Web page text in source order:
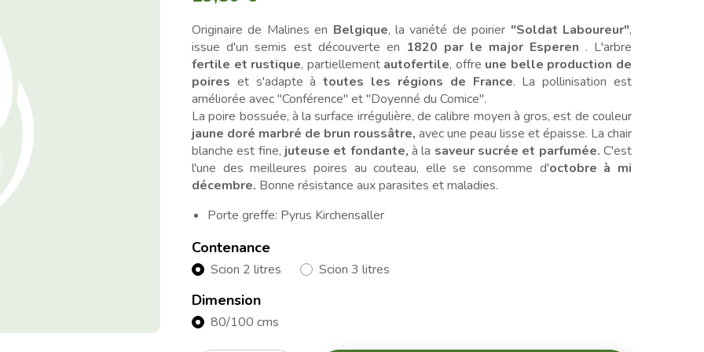
Originaire de Malines en Belgique, la variété de poirier "Soldat Laboureur",
issue d'un semis est découverte en 1820 par le major Esperen . L'arbre
fertile et rustique, partiellement autofertile, offre une belle production de
poires et s'adapte àtoutes les régions de France. La pollinisation est
améliorée avec "Conférence" et "Doyenné du Comice".
La poire bossuée, à la surface irrégulière, de calibre moyen à gros, est de couleur
jaune doré marbré de brun roussâtre, avec une peau lisse et épaisse. La chair
blanche est fine, juteuse et fondante, à la saveur sucrée et parfumée.C'est
l'une des meilleures poires au couteau, elle se consomme d'octobre à mi
décembre. Bonne résistance aux parasites et maladies.
Porte greffe: Pyrus Kirchensaller
Contenance
Scion 2 litres Scion 3 litres
Dimension
80/100 cms